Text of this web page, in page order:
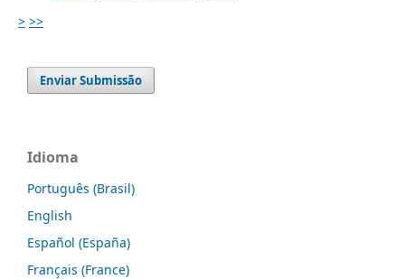
> >>
Enviar Submissão
Idioma
Português (Brasil)
English
Español (España)
Français (France)